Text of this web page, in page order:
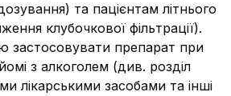
та пацієнтам літнього
клубочкової фільтрації).
застосовувати препарат при
з алкоголем (див. розділ
лікарськими засобами та інші